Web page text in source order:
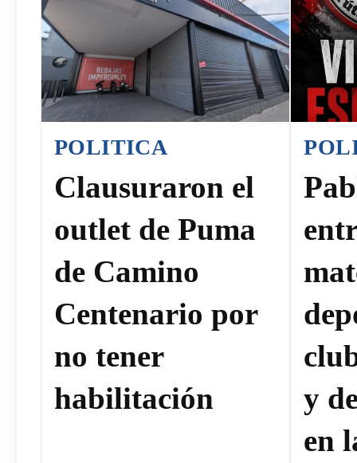
POLITICA
Clausuraron el
outlet de Puma
de Camino
Centenario por
no tener
habilitación
y
en